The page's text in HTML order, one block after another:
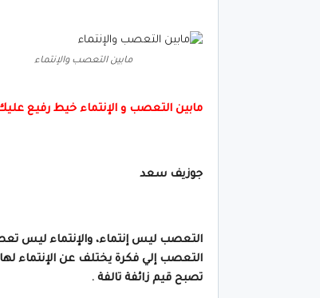
مابين التعصب والإنتماء
مابين التعصب و الإنتماء خيط رفيع
جوزيف سعد
التعصب ليس إنتماء، والإنتماء ليس
التعصب إلي فكرة يختلف عن الإنتماء
تصبح قيم زائفة تالفة .